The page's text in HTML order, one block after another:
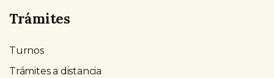
Trámites
Turnos
Trámites a distancia